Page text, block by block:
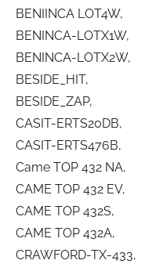
BENIINCA LOT4W,
BENINCA-LOTX1W,
BENINCA-LOTX2W,
BESIDE_HIT,
BESIDE_ZAP,
CASIT-ERTS20DB,
CASIT-ERTS476B,
Came TOP 432 NA,
CAME TOP 432 EV,
CAME TOP 432S,
CAME TOP 432A,
CRAWFORD-TX-433,